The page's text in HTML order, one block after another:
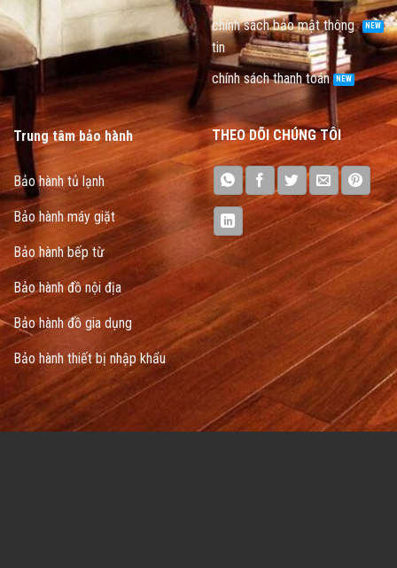
chính sách bảo mật thông
tin
chính sách thanh toán
Trung tâm bảo hành
Bảo hành tủ lạnh
Bảo hành máy giặt
Bảo hành bếp từ
Bảo hành đồ nội địa
Bảo hành đồ gia dụng
Bảo hành thiết bị nhập khẩu
THEO DÕI CHÚNG TÔI